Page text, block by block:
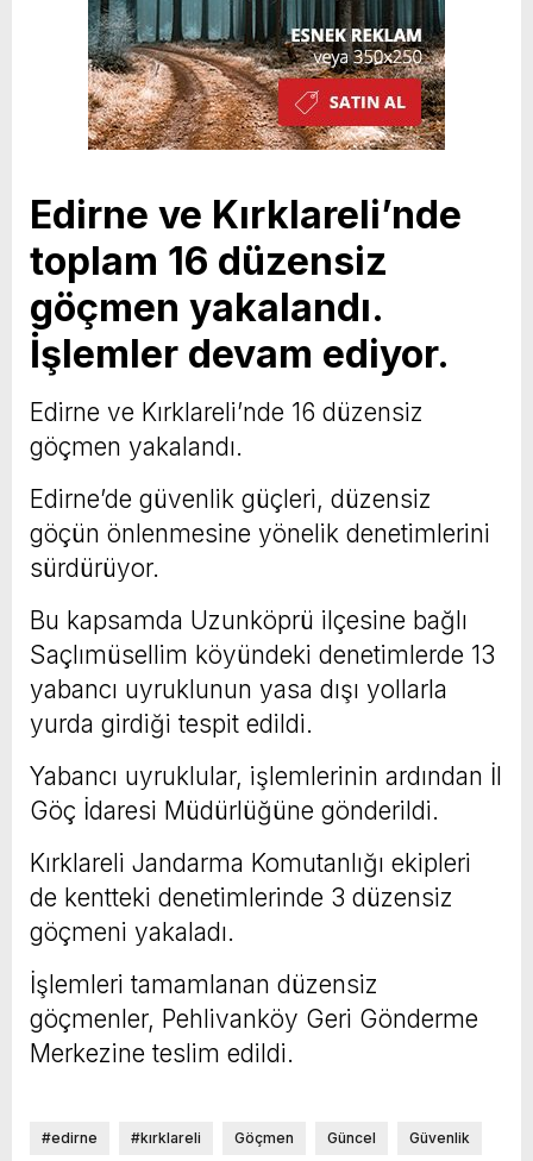
Edirne ve Kırklareli’nde
toplam 16 düzensiz
göçmen yakalandı.
İşlemler devam ediyor.
Edirne ve Kırklareli’nde 16 düzensiz
göçmen yakalandı.
Edirne’de güvenlik güçleri, düzensiz
göçün önlenmesine yönelik denetimlerini
sürdürüyor.
Bu kapsamda Uzunköprü ilçesine bağlı
Saçlımüsellim köyündeki denetimlerde 13
yabancı uyruklunun yasa dışı yollarla
yurda girdiği tespit edildi.
Yabancı uyruklular, işlemlerinin ardından İl
Göç İdaresi Müdürlüğüne gönderildi.
Kırklareli Jandarma Komutanlığı ekipleri
de kentteki denetimlerinde 3 düzensiz
göçmeni yakaladı.
İşlemleri tamamlanan düzensiz
göçmenler, Pehlivanköy Geri Gönderme
Merkezine teslim edildi.
#edirne #kırklareli Göçmen Güncel Güvenlik